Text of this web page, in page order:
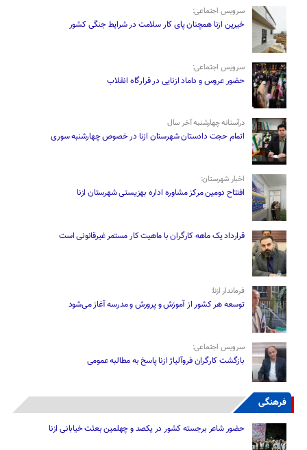
سرویس اجتماعی:
خیرین ازنا همچنان پای کار سلامت در شرایط جنگی کشور
سرویس اجتماعی:
حضور عروس و داماد ازنایی در قرارگاه انقلاب
درآستانه چهارشنبه آخر سال
اتمام حجت دادستان شهرستان ازنا در خصوص چهارشنبه ‌سوری
اخبار شهرستان:
افتتاح دومین مرکز مشاوره اداره بهزیستی شهرستان ازنا
قرارداد یک ماهه کارگران با ماهیت کار مستمر غیرقانونی است
فرماندار ازنا:
توسعه هر کشور از آموزش و پرورش و مدرسه آغاز می‌شود
سرویس اجتماعی:
بازگشت کارگران فروآلیاژ ازنا پاسخ به مطالبه عمومی
فرهنگی
حضور شاعر برجسته کشور در یکصد و چهلمین بعثت خیابانی ازنا